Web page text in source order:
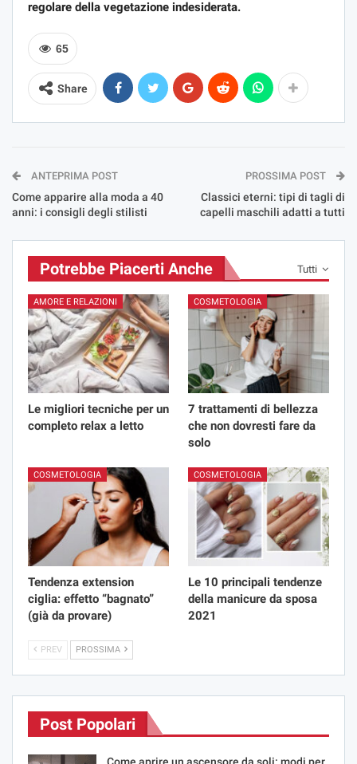
regolare della vegetazione indesiderata.
65
Share
ANTEPRIMA POST
Come apparire alla moda a 40
anni: i consigli degli stilisti
PROSSIMA POST
Classici eterni: tipi di tagli di
capelli maschili adatti a tutti
Tutti
Potrebbe Piacerti Anche
AMORE E RELAZIONI
Le migliori tecniche per un
completo relax a letto
COSMETOLOGIA
7 trattamenti di bellezza
che non dovresti fare da
solo
COSMETOLOGIA
Tendenza extension
ciglia: effetto “bagnato”
(già da provare)
COSMETOLOGIA
Le 10 principali tendenze
della manicure da sposa
2021
PREV PROSSIMA
Post Popolari
Come aprire un ascensore da soli: modi per